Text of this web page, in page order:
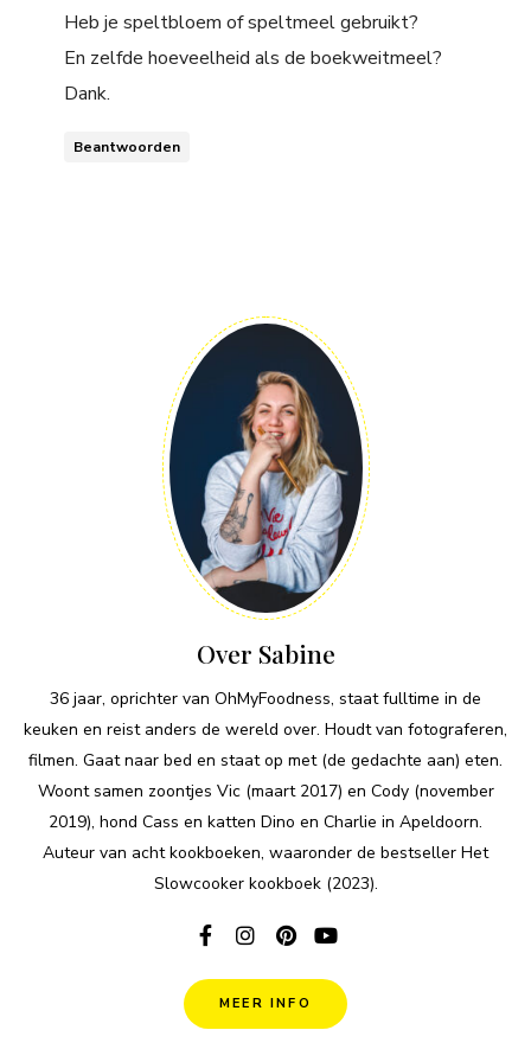
Heb je speltbloem of speltmeel gebruikt?
En zelfde hoeveelheid als de boekweitmeel?
Dank.
Beantwoorden
Over Sabine
36 jaar, oprichter van OhMyFoodness, staat fulltime in de
keuken en reist anders de wereld over. Houdt van fotograferen,
filmen. Gaat naar bed en staat op met (de gedachte aan) eten.
Woont samen zoontjes Vic (maart 2017) en Cody (november
2019), hond Cass en katten Dino en Charlie in Apeldoorn.
Auteur van acht kookboeken, waaronder de bestseller Het
Slowcooker kookboek (2023).
MEER INFO